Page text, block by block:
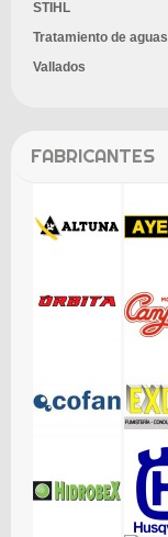
STIHL
Tratamiento de aguas
Vallados
FABRICANTES